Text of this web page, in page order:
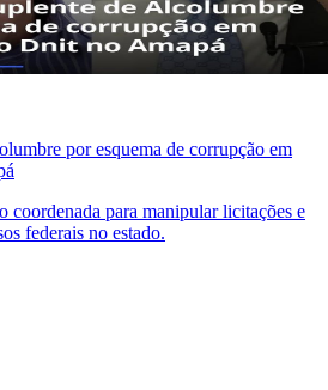
por esquema de corrupção em
coordenada para manipular licitações e
federais no estado.